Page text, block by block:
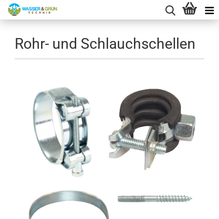
Rohr- und Schlauchschellen